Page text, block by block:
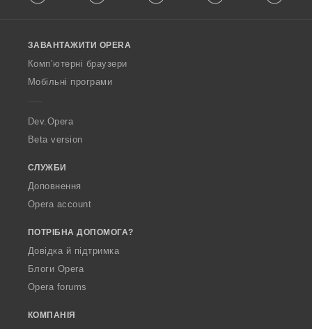
w
O
p
a
ЗАВАНТАЖИТИ OPERA
Комп’ютерні браузери
Мобільні програми
Dev.Opera
Beta version
СЛУЖБИ
Доповнення
Opera account
ПОТРІБНА ДОПОМОГА?
Довідка й підтримка
Блоги Opera
Opera forums
КОМПАНІЯ